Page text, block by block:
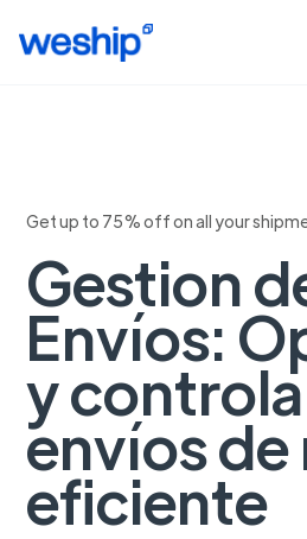
Get up to 75% off on all your
Gestion
Envíos:
y
envíos de
eficiente